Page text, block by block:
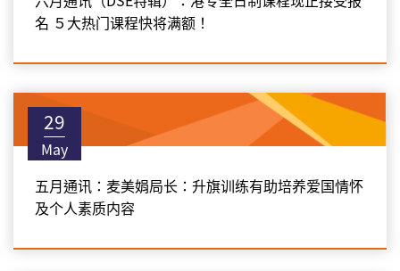
名 ５大热门课程快将满额！
29
May
五月通讯：麦美娟局长：升旗训练有助培养爱国情怀
及个人素质内容